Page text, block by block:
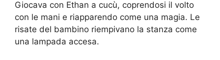
Giocava con Ethan a cucù, coprendosi il volto
con le mani e riapparendo come una magia. Le
risate del bambino riempivano la stanza come
una lampada accesa.